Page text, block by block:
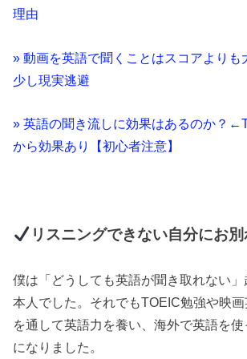
理由
» 動画を英語で聞くことはスコアより
少し現実逃避
» 英語の聞き流しに効果はあるのか？
から効果あり【初心者注意】
リスニングできない自分にお別
僕は「どうしても英語が聞き取れない
本人でした。それでもTOEIC勉強や映
を通して英語力を養い、海外で英語を使
になりました。